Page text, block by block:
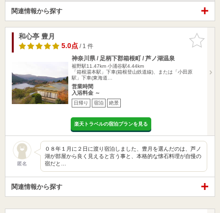
関連情報から探す
お気に入
りに追加
和心亭 豊月
5.0点/ 1 件
神奈川県 / 足柄下郡箱根町 / 芦ノ湖温泉
裾野駅11.47km 小涌谷駅4.44km
「箱根湯本駅」下車(箱根登山鉄道線)、または「小田原
駅」下車(東海道…
営業時間
入浴料金 ～
日帰り 宿泊 絶景
楽天トラベルの宿泊プランを見る
匿名
０８年１月に２日に渡り宿泊しました、豊月を選んだのは、芦ノ
湖が部屋から良く見えると言う事と、本格的な懐石料理が自慢の
宿だと…
関連情報から探す